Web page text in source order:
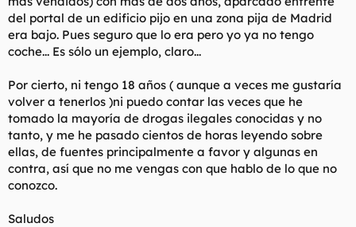
del portal de un edificio pijo en una zona pija de Madrid
era bajo. Pues seguro que lo era pero yo ya no tengo
coche... Es sólo un ejemplo, claro...
Por cierto, ni tengo 18 años ( aunque a veces me gustaría
volver a tenerlos )ni puedo contar las veces que he
tomado la mayoría de drogas ilegales conocidas y no
tanto, y me he pasado cientos de horas leyendo sobre
ellas, de fuentes principalmente a favor y algunas en
contra, así que no me vengas con que hablo de lo que no
conozco.
Saludos